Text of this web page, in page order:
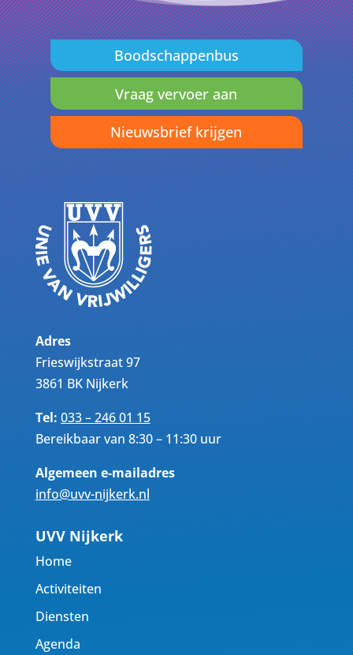
Boodschappenbus
Vraag vervoer aan
Nieuwsbrief krijgen
Adres
Frieswijkstraat 97
3861 BK Nijkerk
Tel:033 – 246 01 15
Bereikbaar van 8:30 – 11:30 uur
Algemeen e-mailadres
info@uvv-nijkerk.nl
UVV Nijkerk
Home
Activiteiten
Diensten
Agenda